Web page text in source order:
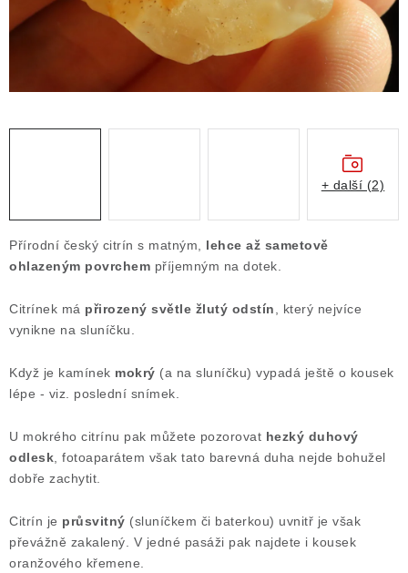
Obchodní podmínky
Podmínky ochrany osobních údajů
Poučení o právu na odstoupení od smlouvy
Výkup minerálů a drahých kamenů
Kontakt
Přírodní český citrín s matným, lehce až sametově
ohlazeným povrchem příjemným na dotek.
Citrínek má přirozený světle žlutý odstín , který nejvíce
vynikne na sluníčku.
Když je kamínek mokrý (a na sluníčku) vypadá ještě o kousek
lépe - viz. poslední snímek.
U mokrého citrínu pak můžete pozorovat hezký duhový
odlesk , fotoaparátem však tato barevná duha nejde bohužel
dobře zachytit.
Citrín je průsvitný (sluníčkem či baterkou) uvnitř je však
převážně zakalený. V jedné pasáži pak najdete i kousek
oranžového křemene.
+ další (2)